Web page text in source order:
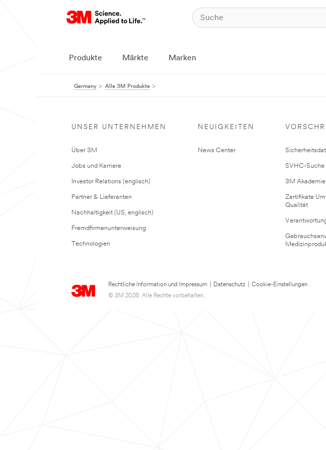
Produkte Märkte Marken
Germany Alle 3M Produkte
UNSER UNTERNEHMEN
Über 3M
Jobs und Karriere
Investor Relations (englisch)
Partner & Lieferanten
Nachhaltigkeit (US, englisch)
Fremdfirmenunterweisung
Technologien
NEUIGKEITEN
News Center
SVHC-Suche
3M
Zertifikate
Qualität
Rechtliche Information und Impressum Datenschutz
Cookie-Einstellungen
© 3M 2026. Alle Rechte vorbehalten..